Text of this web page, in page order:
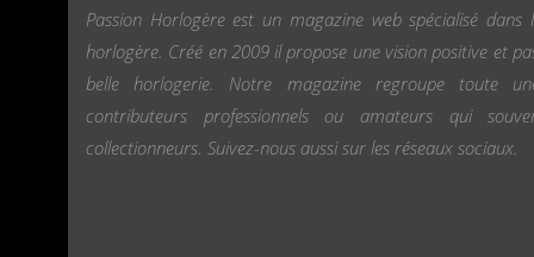
Passion Horlogère est un magazine web spécialisé dans
horlogère. Créé en 2009 il propose une vision positive et
belle horlogerie. Notre magazine regroupe toute
contributeurs professionnels ou amateurs qui
collectionneurs. Suivez-nous aussi sur les réseaux sociaux.